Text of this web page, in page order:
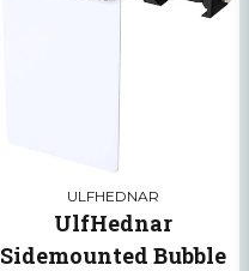
ULFHEDNAR
UlfHednar
Sidemounted Bubble